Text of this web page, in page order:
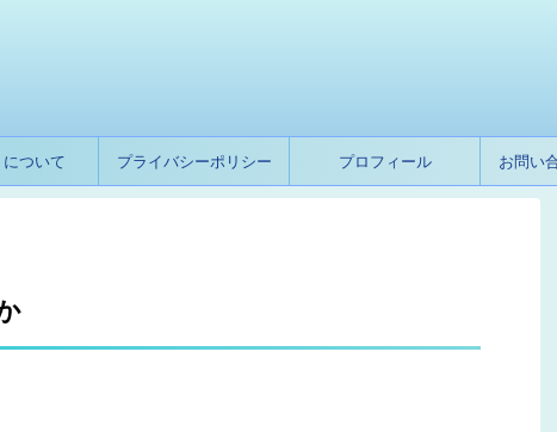
ついて プライバシーポリシー プロフィール お問い